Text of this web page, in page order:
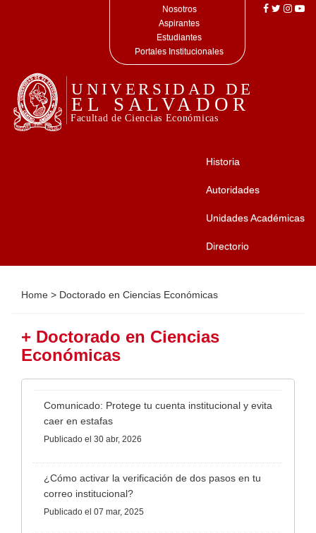
Nosotros
Aspirantes
Estudiantes
Portales Institucionales
Historia
Autoridades
Unidades Académicas
Directorio
Home > Doctorado en Ciencias Económicas
+ Doctorado en Ciencias
Económicas
Comunicado: Protege tu cuenta institucional y evita
caer en estafas
Publicado el 30 abr, 2026
¿Cómo activar la verificación de dos pasos en tu
correo institucional?
Publicado el 07 mar, 2025